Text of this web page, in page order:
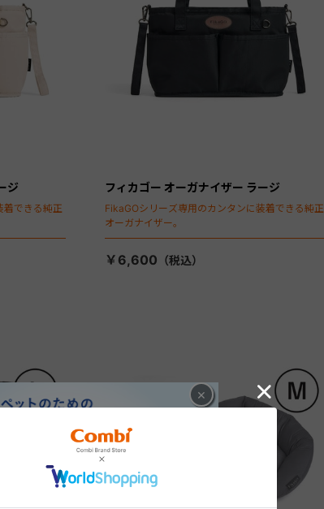
ジ
着できる純正
フィカゴー オーガナイザー ラージ
FikaGOシリーズ専用のカンタンに装着できる純正
オーガナイザー。
￥6,600
×